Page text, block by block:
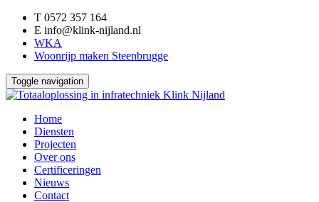
T 0572 357 164
E info@klink-nijland.nl
WKA
Woonrijp maken Steenbrugge
Toggle navigation
Home
Diensten
Projecten
Over ons
Certificeringen
Nieuws
Contact